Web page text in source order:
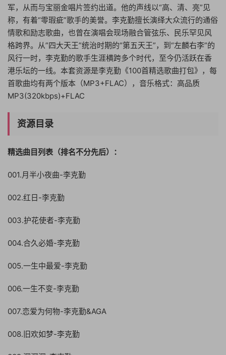
军，从而与宝丽金唱片签约出道。他的声线以“高、清、亮”见
称，有着“零瑕疵”歌手的美誉。李克勤擅长演绎大众流行的通俗
情歌和励志歌曲，也曾在演唱会现场融合管弦乐、民乐罕见风
格跨界。从”四大天王”统治时期的“第五天王”，到“左麟右李”的
风行一时，李克勤的歌手生涯横跨多个时代，至今仍活跃在香
港乐坛的一线。本套资源是李克勤《100首精选歌曲打包》，每
首歌曲均有两个版本（MP3+FLAC），音乐格式：高品质
MP3(320kbps)+FLAC
资源目录
精选曲目列表（排名不分先后）：
001.月半小夜曲-李克勤
002.红日-李克勤
003.护花使者-李克勤
004.合久必婚-李克勤
005.一生中最爱-李克勤
006.一生不变-李克勤
007.恋爱为何物-李克勤&AGA
008.旧欢如梦-李克勤